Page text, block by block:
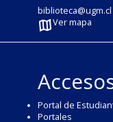
biblioteca@ugm.cl
Ver mapa
Portal de
Portales